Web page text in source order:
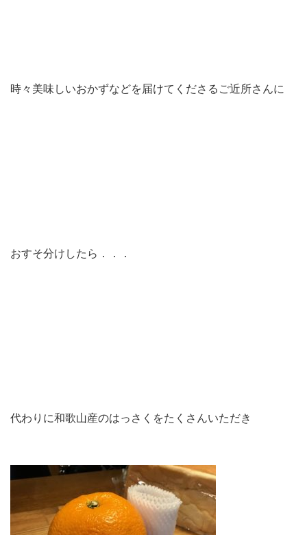
時々美味しいおかずなどを届けてくださるご近所さんに
おすそ分けしたら．．．
代わりに和歌山産のはっさくをたくさんいただき